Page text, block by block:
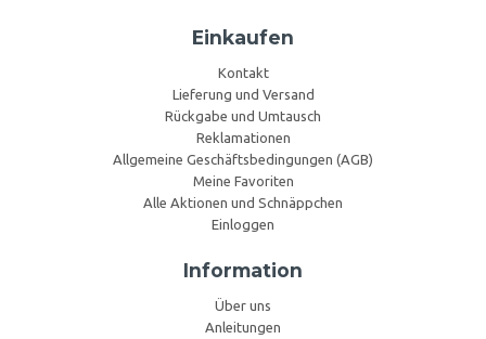
Einkaufen
Kontakt
Lieferung und Versand
Rückgabe und Umtausch
Reklamationen
Allgemeine Geschäftsbedingungen (AGB)
Meine Favoriten
Alle Aktionen und Schnäppchen
Einloggen
Information
Über uns
Anleitungen